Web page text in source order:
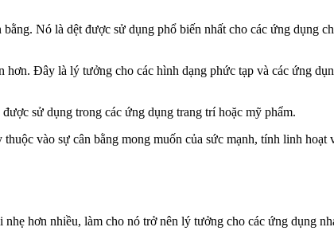
Nó là dệt được sử dụng phổ biến nhất cho các ứng dụng
Đây là lý tưởng cho các hình dạng phức tạp và các ứng
sử dụng trong các ứng dụng trang trí hoặc mỹ phẩm.
vào sự cân bằng mong muốn của sức mạnh, tính linh hoạt
hơn nhiều, làm cho nó trở nên lý tưởng cho các ứng dụng